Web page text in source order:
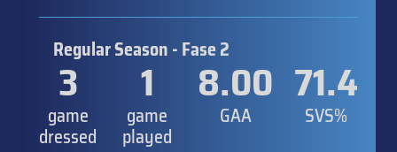
Regular Season - Fase 2
3
game
dressed
1
game
played
8.00
GAA
71.4
SVS%